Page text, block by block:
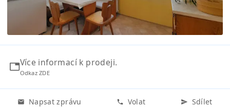
Více informací k prodeji.
Odkaz ZDE
Napsat zprávu Volat Sdílet